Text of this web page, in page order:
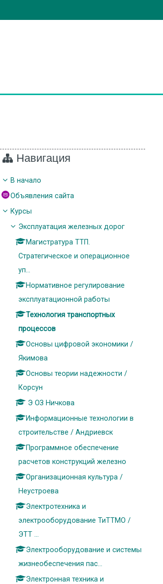
Навигация
В начало
Объявления сайта
Курсы
Эксплуатация железных дорог
Магистратура ТТП.
Стратегическое и операционное
уп...
Нормативное регулирование
эксплуатационной работы
Технология транспортных
процессов
Основы цифровой экономики /
Якимова
Основы теории надежности /
Корсун
Э ОЗ Ничкова
Информационные технологии в
строительстве / Андриевск
Программное обеспечение
расчетов конструкций железно
Организационная культура /
Неустроева
Электротехника и
электрооборудование ТиТТМО /
ЭТТ ...
Электрооборудование и системы
жизнеобеспечения пас...
Электронная техника и